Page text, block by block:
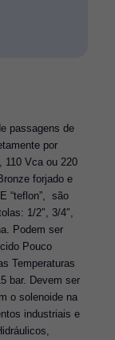
passagens de
por
110 Vca ou 220
forjado e
“teflon”, são
1/2″, 3/4″,
Podem ser
Pouco
Temperaturas
bar. Devem ser
o solenoide na
industriais e